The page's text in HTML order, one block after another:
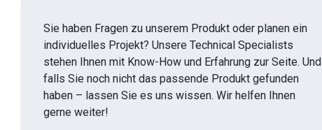
Sie haben Fragen zu unserem Produkt oder planen ein
individuelles Projekt? Unsere Technical Specialists
stehen Ihnen mit Know-How und Erfahrung zur Seite. Und
falls Sie noch nicht das passende Produkt gefunden
haben – lassen Sie es uns wissen. Wir helfen Ihnen
gerne weiter!